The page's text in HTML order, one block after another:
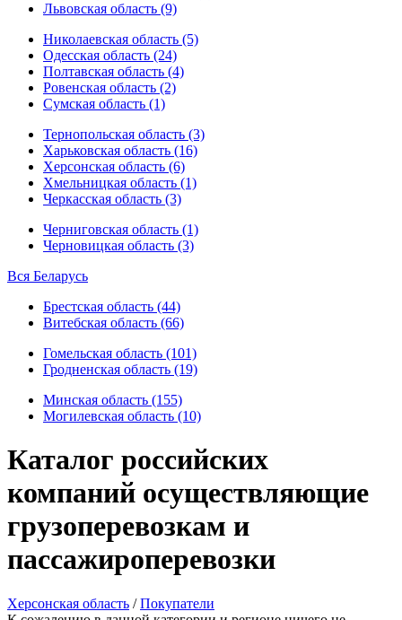
Львовская область (9)
Николаевская область (5)
Одесская область (24)
Полтавская область (4)
Ровенская область (2)
Сумская область (1)
Тернопольская область (3)
Харьковская область (16)
Херсонская область (6)
Хмельницкая область (1)
Черкасская область (3)
Черниговская область (1)
Черновицкая область (3)
Вся Беларусь
Брестская область (44)
Витебская область (66)
Гомельская область (101)
Гродненская область (19)
Минская область (155)
Могилевская область (10)
Каталог российских
компаний осуществляющие
грузоперевозкам и
пассажироперевозки
Херсонская область /Покупатели